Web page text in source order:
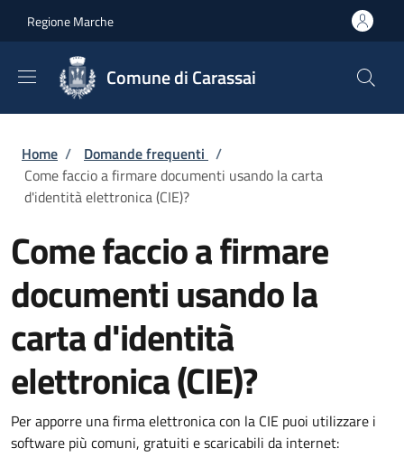
Regione Marche
Comune di Carassai
Briciole di pane
Home / Domande frequenti /
Come faccio a firmare documenti usando la carta
d'identità elettronica (CIE)?
Come faccio a firmare
documenti usando la
carta d'identità
elettronica (CIE)?
Per apporre una firma elettronica con la CIE puoi utilizzare i
software più comuni, gratuiti e scaricabili da internet: